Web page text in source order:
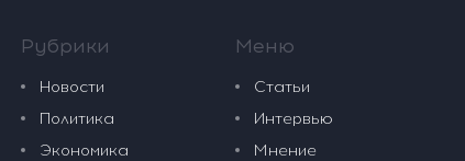
Рубрики
Новости
Политика
Экономика
Меню
Статьи
Интервью
Мнение